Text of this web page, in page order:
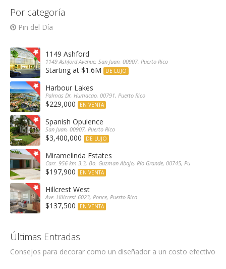
Por categoría
Pin del Día
1149 Ashford
1149 Ashford Avenue, San Juan, 00907, Puerto Rico
Starting at $1.6M DE LUJO
Harbour Lakes
Palmas Dr, Humacao, 00791, Puerto Rico
$229,000 EN VENTA
Spanish Opulence
San Juan, 00907, Puerto Rico
$3,400,000 DE LUJO
Miramelinda Estates
Carr. 956 km 3.3, Bo. Guzman Abajo, Río Grande, 00745, Puerto Rico
$197,900 EN VENTA
Hillcrest West
Ave. Hillcrest 6023, Ponce, Puerto Rico
$137,500 EN VENTA
Últimas Entradas
Consejos para decorar como un diseñador a un costo efectivo